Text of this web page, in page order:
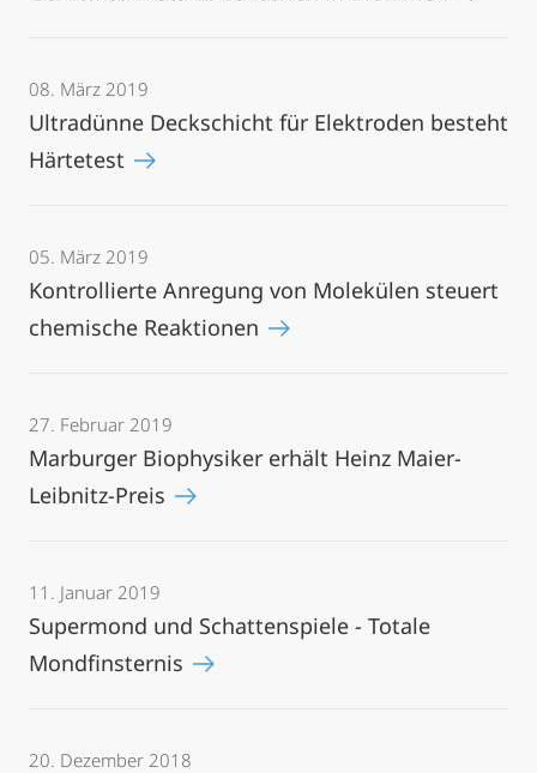
08. März 2019
Ultradünne Deckschicht für Elektroden besteht
Härtetest
05. März 2019
Kontrollierte Anregung von Molekülen steuert
chemische Reaktionen
27. Februar 2019
Marburger Biophysiker erhält Heinz Maier-
Leibnitz-Preis
11. Januar 2019
Supermond und Schattenspiele - Totale
Mondfinsternis
20. Dezember 2018